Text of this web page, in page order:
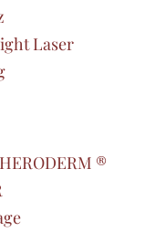
Laser
®